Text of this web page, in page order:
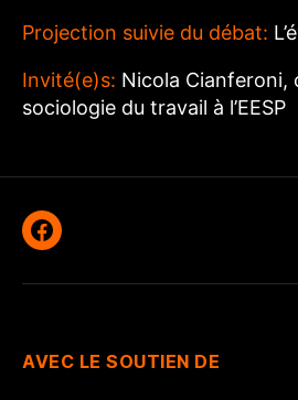
Projection suivie du débat:
Invité(e)s: Nicola Cianferoni,
sociologie du travail à l’EESP
Facebook
AVEC LE SOUTIEN DE